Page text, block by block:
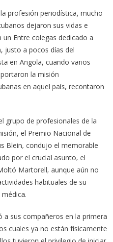
profesión periodística, mucho
dejaron sus vidas e
Entre colegas dedicado a
justo a pocos días del
en Angola, cuando varios
la misión
en aquel país, recontaron
grupo de profesionales de la
el Premio Nacional de
Blein, condujo el memorable
por el crucial asunto, el
Martorell, aunque aún no
habituales de su
a sus compañeros en la primera
cuales ya no están físicamente